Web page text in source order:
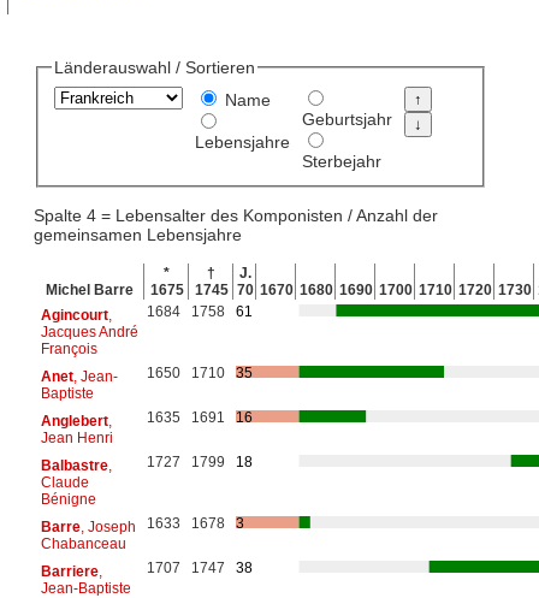
Länderauswahl / Sortieren
Name
Lebensjahre
Geburtsjahr
Sterbejahr
Spalte 4 = Lebensalter des Komponisten / Anzahl der
gemeinsamen Lebensjahre
Michel Barre
*
1675
†
1745
J.
70 1670 1680 1690 1700 1710 1720 1730
Agincourt,
Jacques André
François
1684 1758 61
Anet, Jean-
Baptiste
1650 1710 35
Anglebert,
Jean Henri
1635 1691 16
Balbastre,
Claude
Bénigne
1727 1799 18
Barre, Joseph
Chabanceau
1633 1678 3
Barriere,
Jean-Baptiste
1707 1747 38